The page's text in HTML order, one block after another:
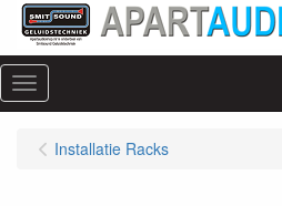
Menu
Installatie Racks